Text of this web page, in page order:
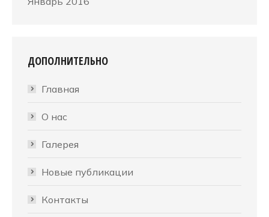
ДОПОЛНИТЕЛЬНО
Главная
О нас
Галерея
Новые публикации
Контакты